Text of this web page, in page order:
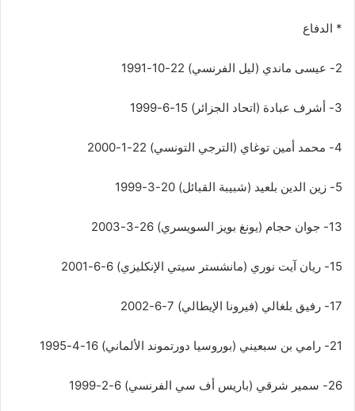
* الدفاع
2- عيسى ماندي (ليل الفرنسي) 22-10-1991
3- أشرف عبادة (اتحاد الجزائر) 15-6-1999
4- محمد أمين توغاي (الترجي التونسي) 22-1-2000
5- زين الدين بلعيد (شبيبة القبائل) 20-3-1999
13- جوان حجام (يونغ بويز السويسري) 26-3-2003
15- ريان آيت نوري (مانشستر سيتي الإنكليزي) 6-6-2001
17- رفيق بلغالي (فيرونا الإيطالي) 7-6-2002
21- رامي بن سبعيني (بوروسيا دورتموند الألماني) 16-4-1995
26- سمير شرقي (باريس أف سي الفرنسي) 6-2-1999